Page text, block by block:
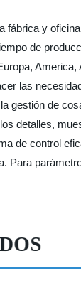
y
de
las
gestión de
detalles,
de control
Para